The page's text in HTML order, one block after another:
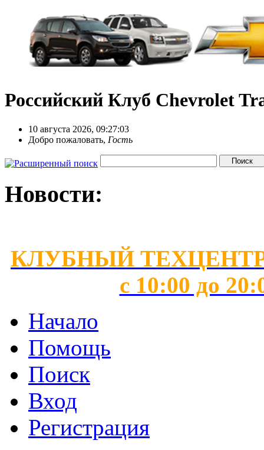
Российский Клуб Chevrolet
10 августа 2026, 09:27:03
Добро пожаловать, Гость
Новости:
КЛУБНЫЙ
с 10:00 до
Начало
Помощь
Поиск
Вход
Регистрация